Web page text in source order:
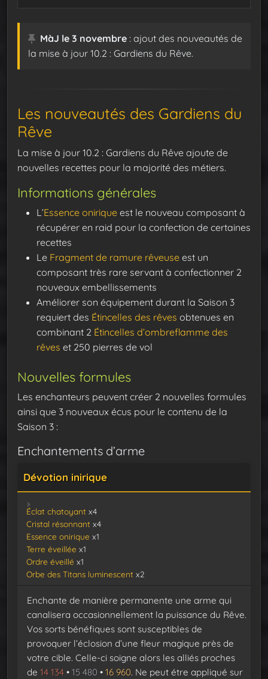
MàJ le 3 novembre : ajout des nouveautés de
la mise à jour 10.2 : Gardiens du Rêve.
Les nouveautés des Gardiens du
Rêve
La mise à jour 10.2 : Gardiens du Rêve ajoute de
nouvelles recettes pour la majorité des métiers.
Informations générales
L’Essence onirique est le nouveau composant à
récupérer en raid pour la confection de certaines
recettes
Le Fragment de ramure rêveuse est un
composant très rare servant à confectionner 2
nouveaux embellissements
Améliorer son équipement durant la Saison 3
requiert des Étincelles des rêves obtenues en
combinant 2 Étincelles d’ombreflamme des
rêves et 250 pierres de vol
Nouvelles formules
Les enchanteurs peuvent créer 2 nouvelles formules
ainsi que 3 nouveaux écus pour le contenu de la
Saison 3 :
Enchantements d’arme
Dévotion inirique
Éclat chatoyant x4
Cristal résonnant x4
Essence onirique x1
Terre éveillée x1
Ordre éveillé x1
Orbe des Titans luminescent x2
Enchante de manière permanente une arme qui
canalisera occasionnellement la puissance du Rêve.
Vos sorts bénéfiques sont susceptibles de
provoquer l’éclosion d’une fleur magique près de
votre cible. Celle-ci soigne alors les alliés proches
de 14 134 • 15 480 • 16 960. Ne peut étre appliqué sur